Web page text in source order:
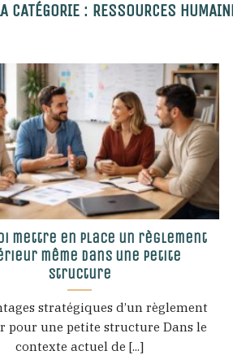
RESSOURCES
mettre en place un règlement
même dans une petite
structure
stratégiques d’un règlement
pour une petite structure Dans le
contexte actuel de [...]